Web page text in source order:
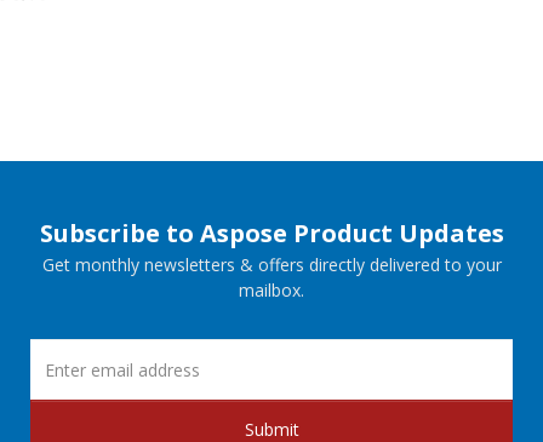
Subscribe to Aspose Product Updates
Get monthly newsletters & offers directly delivered to your
mailbox.
Submit